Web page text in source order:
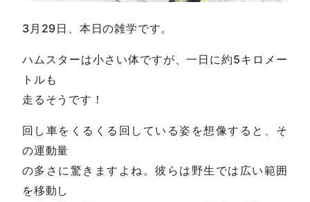
3月29日、本日の雑学です。
ハムスターは小さい体ですが、一日に約5キロメー
トルも
走るそうです！
回し車をくるくる回している姿を想像すると、そ
の運動量
の多さに驚きますよね。彼らは野生では広い範囲
を移動し